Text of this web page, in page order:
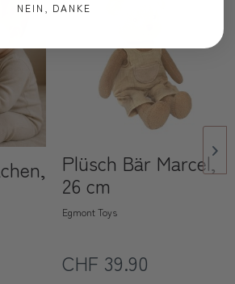
Plüsch Bär Marcel,
26 cm
Egmont Toys
CHF 39.90
NEIN, DANKE